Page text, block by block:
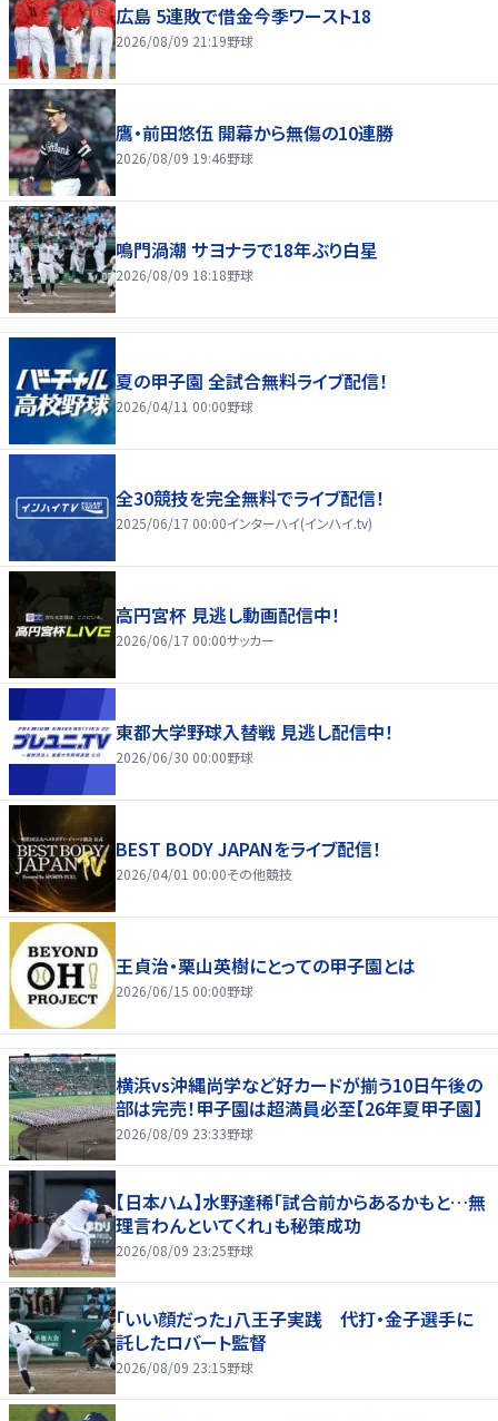
広島 5連敗で借金今季ワースト18
2026/08/09 21:19野球
鷹・前田悠伍 開幕から無傷の10連勝
2026/08/09 19:46野球
鳴門渦潮 サヨナラで18年ぶり白星
2026/08/09 18:18野球
夏の甲子園 全試合無料ライブ配信！
2026/04/11 00:00野球
全30競技を完全無料でライブ配信！
2025/06/17 00:00インターハイ(インハイ.tv)
高円宮杯 見逃し動画配信中！
2026/06/17 00:00サッカー
東都大学野球入替戦 見逃し配信中！
2026/06/30 00:00野球
BEST BODY JAPANをライブ配信！
2026/04/01 00:00その他競技
王貞治・栗山英樹にとっての甲子園とは
2026/06/15 00:00野球
横浜vs沖縄尚学など好カードが揃う10日午後の
部は完売！甲子園は超満員必至【26年夏甲子園】
2026/08/09 23:33野球
【日本ハム】水野達稀「試合前からあるかもと…無
理言わんといてくれ」も秘策成功
2026/08/09 23:25野球
「いい顔だった」八王子実践 代打・金子選手に
託したロバート監督
2026/08/09 23:15野球